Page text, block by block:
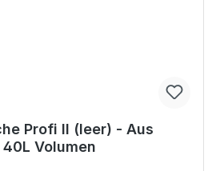
Profi II (leer) - Aus
Volumen